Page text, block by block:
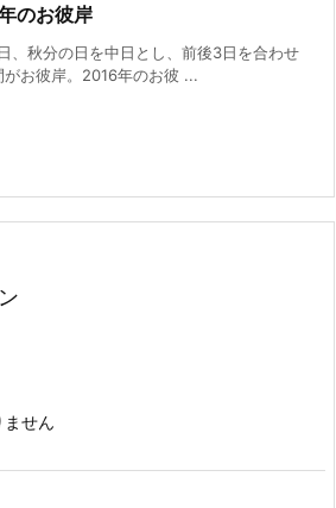
のお彼岸
、秋分の日を中日とし、前後3日を合わせ
がお彼岸。2016年のお彼 ...
ません